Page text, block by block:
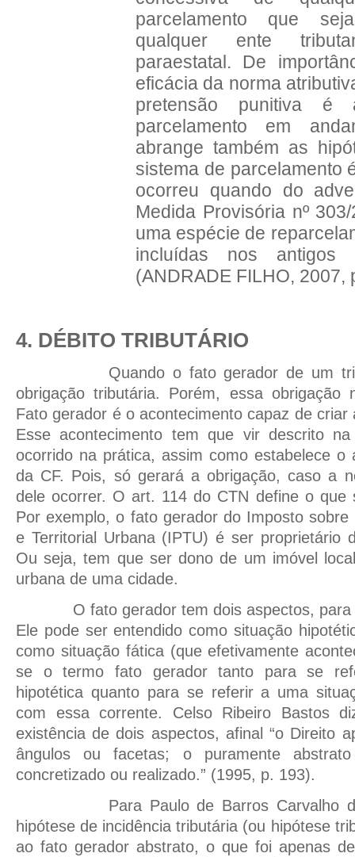
parcelamento que
qualquer ente
paraestatal. De
eficácia da norma
pretensão punitiva é
parcelamento em
abrange também as
sistema de parcelamento
ocorreu quando do
Medida Provisória nº
uma espécie de
incluídas nos antigos
(ANDRADE FILHO, 2007,
4. DÉBITO TRIBUTÁRIO
Quando o fato gerador de um
obrigação tributária. Porém, essa obrigação
Fato gerador é o acontecimento capaz de criar
Esse acontecimento tem que vir descrito
ocorrido na prática, assim como estabelece
da CF. Pois, só gerará a obrigação, caso a
dele ocorrer. O art. 114 do CTN define o que
Por exemplo, o fato gerador do Imposto sobre
e Territorial Urbana (IPTU) é ser proprietário
Ou seja, tem que ser dono de um imóvel
urbana de uma cidade.
O fato gerador tem dois aspectos, para a
Ele pode ser entendido como situação
como situação fática (que efetivamente
se o termo fato gerador tanto para se
hipotética quanto para se referir a uma
com essa corrente. Celso Ribeiro Bastos
existência de dois aspectos, afinal “o Direito
ângulos ou facetas; o puramente
concretizado ou realizado.” (1995, p. 193).
Para Paulo de Barros Carvalho
hipótese de incidência tributária (ou hipótese
ao fato gerador abstrato, o que foi apenas